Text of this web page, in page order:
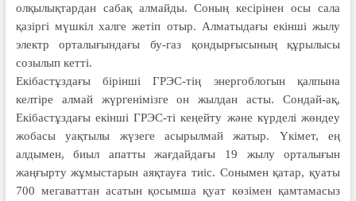
олқылықтардан сабақ алмайды. Соның кесірінен осы сала
қазіргі мүшкіл халге жетіп отыр. Алматыдағы екінші жылу
электр орталығындағы бу-газ қондырғысының құрылысы
созылып кетті.
Екібастұздағы бірінші ГРЭС-тің энергоблогын қалпына
келтіре алмай жүргенімізге он жылдан асты. Сондай-ақ,
Екібастұздағы екінші ГРЭС-ті кеңейту және күрделі жөндеу
жобасы уақтылы жүзеге асырылмай жатыр. Үкімет, ең
алдымен, биыл апатты жағдайдағы 19 жылу орталығын
жаңғырту жұмыстарын аяқтауға тиіс. Сонымен қатар, қуаты
700 мегаваттан асатын қосымша қуат көзімен қамтамасыз